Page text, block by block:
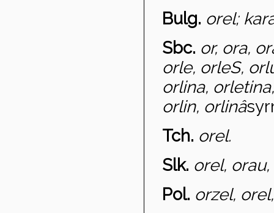
Bulg. orel;
Sbc. or, ora,
orle, orleS,
orlina,
orlin, orlinâ
Tch. orel.
Slk. orel,
Pol. orzel,